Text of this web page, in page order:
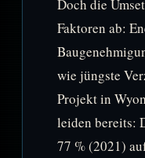
Doch die
Faktoren ab:
wie jüngste
Projekt in
leiden bereits:
77 % (2021)